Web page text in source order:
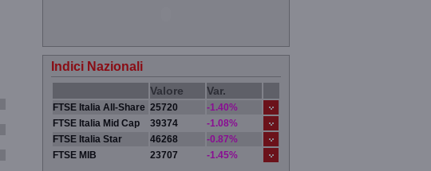
Indici Nazionali
Valore Var.
FTSE Italia All-Share 25720
-1.40%
FTSE Italia Mid Cap
39374
-1.08%
FTSE Italia Star
46268
-0.87%
FTSE MIB
23707 -1.45%